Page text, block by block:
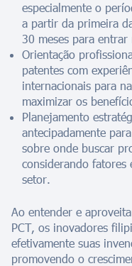
especialmente o
a partir da primeira
30 meses para entrar
Orientação
patentes com
internacionais para
maximizar os
Planejamento
antecipadamente
sobre onde buscar
considerando fatores
setor.
Ao entender e
PCT, os inovadores
efetivamente suas
promovendo o